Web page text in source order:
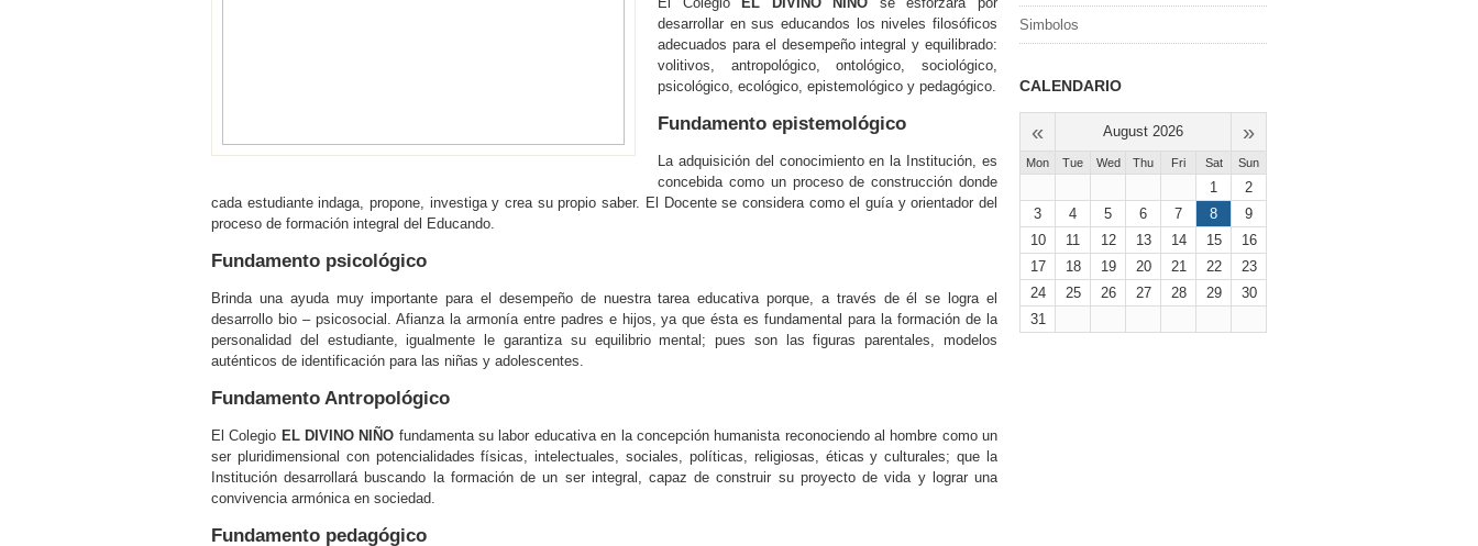
desarrollar en sus educandos los niveles filosóficos
adecuados para el desempeño integral y equilibrado:
volitivos, antropológico, ontológico, sociológico,
psicológico, ecológico, epistemológico y pedagógico.
Fundamento epistemológico
La adquisición del conocimiento en la Institución, es
concebida como un proceso de construcción donde
cada estudiante indaga, propone, investiga y crea su propio saber. El Docente se considera como el guía y orientador del
proceso de formación integral del Educando.
Fundamento psicológico
Brinda una ayuda muy importante para el desempeño de nuestra tarea educativa porque, a través de él se logra el
desarrollo bio – psicosocial. Afianza la armonía entre padres e hijos, ya que ésta es fundamental para la formación de la
personalidad del estudiante, igualmente le garantiza su equilibrio mental; pues son las figuras parentales, modelos
auténticos de identificación para las niñas y adolescentes.
Fundamento Antropológico
El Colegio EL DIVINO NIÑO fundamenta su labor educativa en la concepción humanista reconociendo al hombre como un
ser pluridimensional con potencialidades físicas, intelectuales, sociales, políticas, religiosas, éticas y culturales; que la
Institución desarrollará buscando la formación de un ser integral, capaz de construir su proyecto de vida y lograr una
convivencia armónica en sociedad.
Fundamento pedagógico
Simbolos
CALENDARIO
« August 2026 »
Mon Tue Wed Thu Fri Sat Sun
1
2
3
4 5 6 7 8
9
10
11 12 13 14 15
16
17
18 19 20 21 22
23
24
25 26 27 28 29
30
31